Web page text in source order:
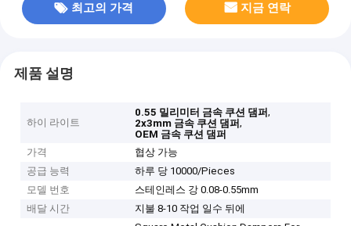
최고의 가격 지금 연락
제품 설명
하이 라이트
0.55 밀리미터 금속 쿠션 댐퍼,
2x3mm 금속 쿠션 댐퍼,
OEM 금속 쿠션 댐퍼
가격
협상 가능
공급 능력
하루 당 10000/Pieces
모델 번호
스테인레스 강 0.08-0.55mm
배달 시간
지불 8-10 작업 일수 뒤에